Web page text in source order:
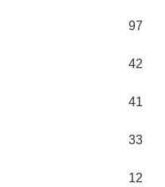
97
42
41
33
12